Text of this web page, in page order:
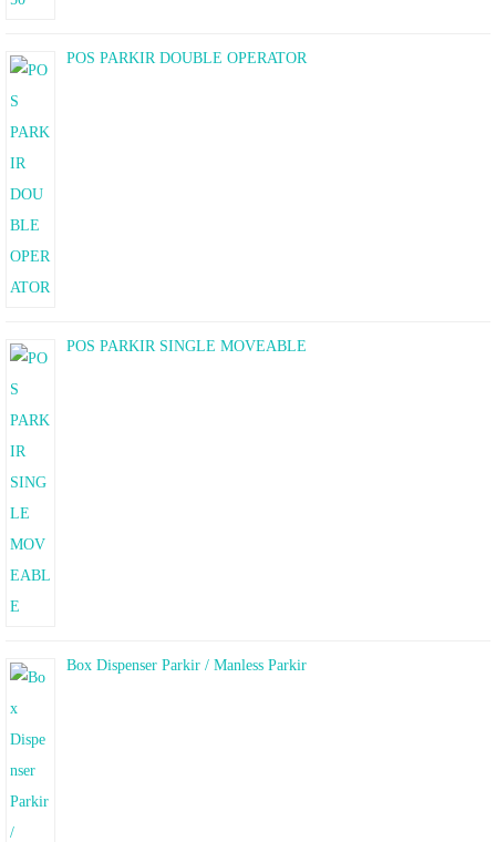
POS PARKIR DOUBLE OPERATOR
POS PARKIR SINGLE MOVEABLE
Box Dispenser Parkir / Manless Parkir